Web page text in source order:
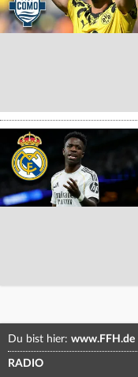
Du bist hier: www.FFH.de
RADIO